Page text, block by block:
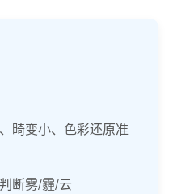
畸变小、色彩还原准
断雾/霾/云